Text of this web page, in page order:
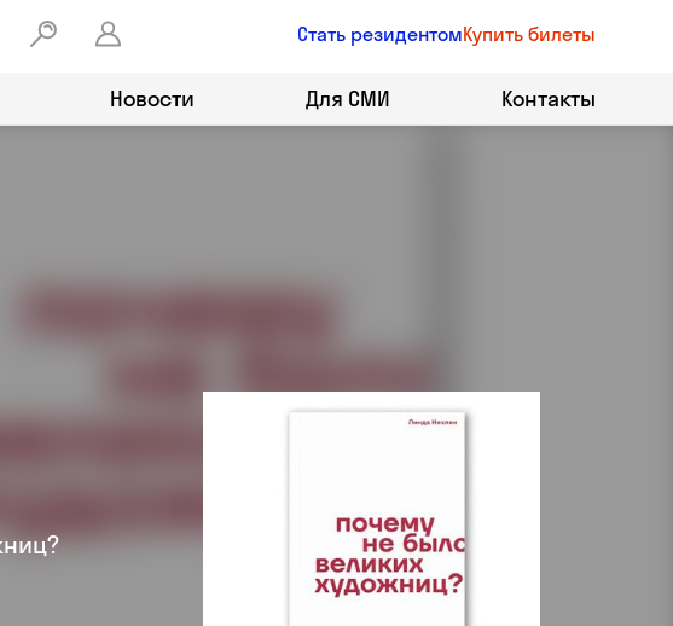
Стать резидентомКупить билеты
Новости Для СМИ Контакты